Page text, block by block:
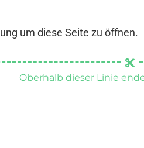
um diese Seite zu öffnen.
Oberhalb dieser Linie